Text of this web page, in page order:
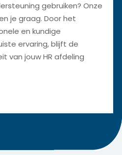
gebruiken? Onze
je graag. Door het
en kundige
ervaring, blijft de
van jouw HR afdeling